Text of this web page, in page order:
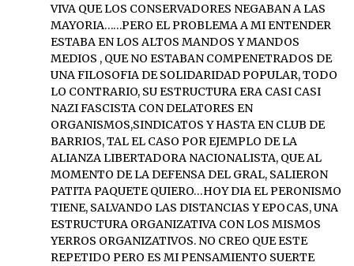
VIVA QUE LOS CONSERVADORES NEGABAN A LAS
MAYORIA……PERO EL PROBLEMA A MI ENTENDER
ESTABA EN LOS ALTOS MANDOS Y MANDOS
MEDIOS , QUE NO ESTABAN COMPENETRADOS DE
UNA FILOSOFIA DE SOLIDARIDAD POPULAR, TODO
LO CONTRARIO, SU ESTRUCTURA ERA CASI CASI
NAZI FASCISTA CON DELATORES EN
ORGANISMOS,SINDICATOS Y HASTA EN CLUB DE
BARRIOS, TAL EL CASO POR EJEMPLO DE LA
ALIANZA LIBERTADORA NACIONALISTA, QUE AL
MOMENTO DE LA DEFENSA DEL GRAL, SALIERON
PATITA PAQUETE QUIERO…HOY DIA EL PERONISMO
TIENE, SALVANDO LAS DISTANCIAS Y EPOCAS, UNA
ESTRUCTURA ORGANIZATIVA CON LOS MISMOS
YERROS ORGANIZATIVOS. NO CREO QUE ESTE
REPETIDO PERO ES MI PENSAMIENTO SUERTE